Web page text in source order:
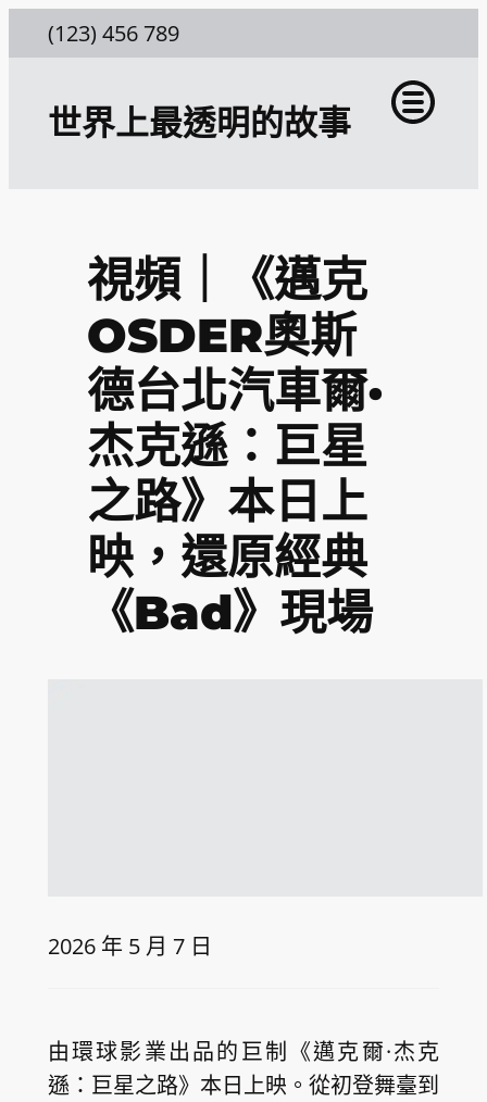
至
(123) 456 789
世界上最透明的故事
視頻｜《邁克
OSDER奧斯
德台北汽車爾·
杰克遜：巨星
之路》本日上
映，還原經典
《Bad》現場
2026 年 5 月 7 日
由環球影業出品的巨制《邁克爾·杰克
遜：巨星之路》本日上映。從初登舞臺到